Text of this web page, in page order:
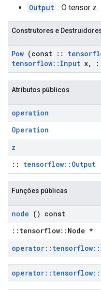
Output : O tensor z.
Construtores e
Pow (const ::
tensorflow:: Input x,
Atributos públicos
operation
Operation
z
:: tensorflow::Output
Funções públicas
node () const
::tensorflow::Node *
operator:: tensorflow::
operator:: tensorflow::